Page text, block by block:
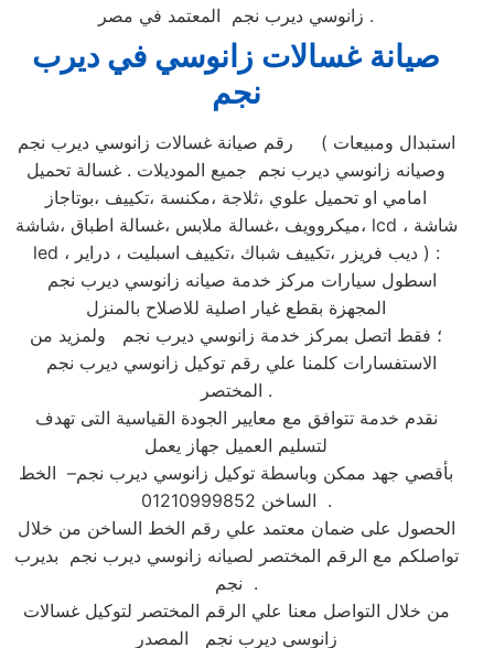
زانوسي ديرب نجم المعتمد في مصر .
صيانة غسالات زانوسي في ديرب
نجم
رقم صيانة غسالات زانوسي ديرب نجم ( استبدال ومبيعات
وصيانه زانوسي ديرب نجم جميع الموديلات . غسالة تحميل
امامي او تحميل علوي ،ثلاجة ،مكنسة ،تكييف ،بوتاجاز
،ميكروويف ،غسالة ملابس ،غسالة اطباق ،شاشة lcd ، شاشة
led ، ديب فريزر ،تكييف شباك ،تكييف اسبليت ، دراير ) :
اسطول سيارات مركز خدمة صيانه زانوسي ديرب نجم
المجهزة بقطع غيار اصلية للاصلاح بالمنزل
؛ فقط اتصل بمركز خدمة زانوسي ديرب نجم ولمزيد من
الاستفسارات كلمنا علي رقم توكيل زانوسي ديرب نجم
المختصر .
نقدم خدمة تتوافق مع معايير الجودة القياسية التى تهدف
لتسليم العميل جهاز يعمل
بأقصي جهد ممكن وباسطة توكيل زانوسي ديرب نجم– الخط
الساخن 01210999852 .
الحصول على ضمان معتمد علي رقم الخط الساخن من خلال
تواصلكم مع الرقم المختصر لصيانه زانوسي ديرب نجم بديرب
نجم .
من خلال التواصل معنا علي الرقم المختصر لتوكيل غسالات
زانوسي ديرب نجم المصدر